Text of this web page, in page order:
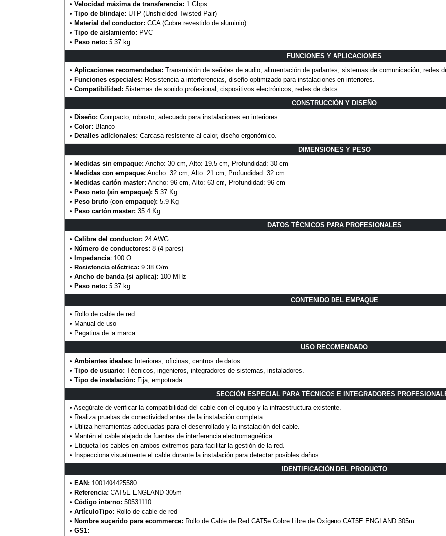
• Velocidad máxima de transferencia: 1 Gbps
• Tipo de blindaje: UTP (Unshielded Twisted Pair)
• Material del conductor: CCA (Cobre revestido de aluminio)
• Tipo de aislamiento: PVC
• Peso neto: 5.37 kg
FUNCIONES Y APLICACIONES
• Aplicaciones recomendadas: Transmisión de señales de audio, alimentación de parlantes, sistemas de comunicación, redes
• Funciones especiales: Resistencia a interferencias, diseño optimizado para instalaciones en interiores.
• Compatibilidad: Sistemas de sonido profesional, dispositivos electrónicos, redes de datos.
CONSTRUCCIÓN Y DISEÑO
• Diseño: Compacto, robusto, adecuado para instalaciones en interiores.
• Color: Blanco
• Detalles adicionales: Carcasa resistente al calor, diseño ergonómico.
DIMENSIONES Y PESO
• Medidas sin empaque: Ancho: 30 cm, Alto: 19.5 cm, Profundidad: 30 cm
• Medidas con empaque: Ancho: 32 cm, Alto: 21 cm, Profundidad: 32 cm
• Medidas cartón master: Ancho: 96 cm, Alto: 63 cm, Profundidad: 96 cm
• Peso neto (sin empaque): 5.37 Kg
• Peso bruto (con empaque): 5.9 Kg
• Peso cartón master: 35.4 Kg
DATOS TÉCNICOS PARA PROFESIONALES
• Calibre del conductor: 24 AWG
• Número de conductores: 8 (4 pares)
• Impedancia: 100 O
• Resistencia eléctrica: 9.38 O/m
• Ancho de banda (si aplica): 100 MHz
• Peso neto: 5.37 kg
CONTENIDO DEL EMPAQUE
• Rollo de cable de red
• Manual de uso
• Pegatina de la marca
USO RECOMENDADO
• Ambientes ideales: Interiores, oficinas, centros de datos.
• Tipo de usuario: Técnicos, ingenieros, integradores de sistemas, instaladores.
• Tipo de instalación: Fija, empotrada.
SECCIÓN ESPECIAL PARA TÉCNICOS E INTEGRADORES
• Asegúrate de verificar la compatibilidad del cable con el equipo y la infraestructura existente.
• Realiza pruebas de conectividad antes de la instalación completa.
• Utiliza herramientas adecuadas para el desenrollado y la instalación del cable.
• Mantén el cable alejado de fuentes de interferencia electromagnética.
• Etiqueta los cables en ambos extremos para facilitar la gestión de la red.
• Inspecciona visualmente el cable durante la instalación para detectar posibles daños.
IDENTIFICACIÓN DEL PRODUCTO
• EAN: 1001404425580
• Referencia: CAT5E ENGLAND 305m
• Código interno: 50531110
• ArtículoTipo: Rollo de cable de red
• Nombre sugerido para ecommerce: Rollo de Cable de Red CAT5e Cobre Libre de Oxígeno CAT5E ENGLAND 305m
• GS1: –